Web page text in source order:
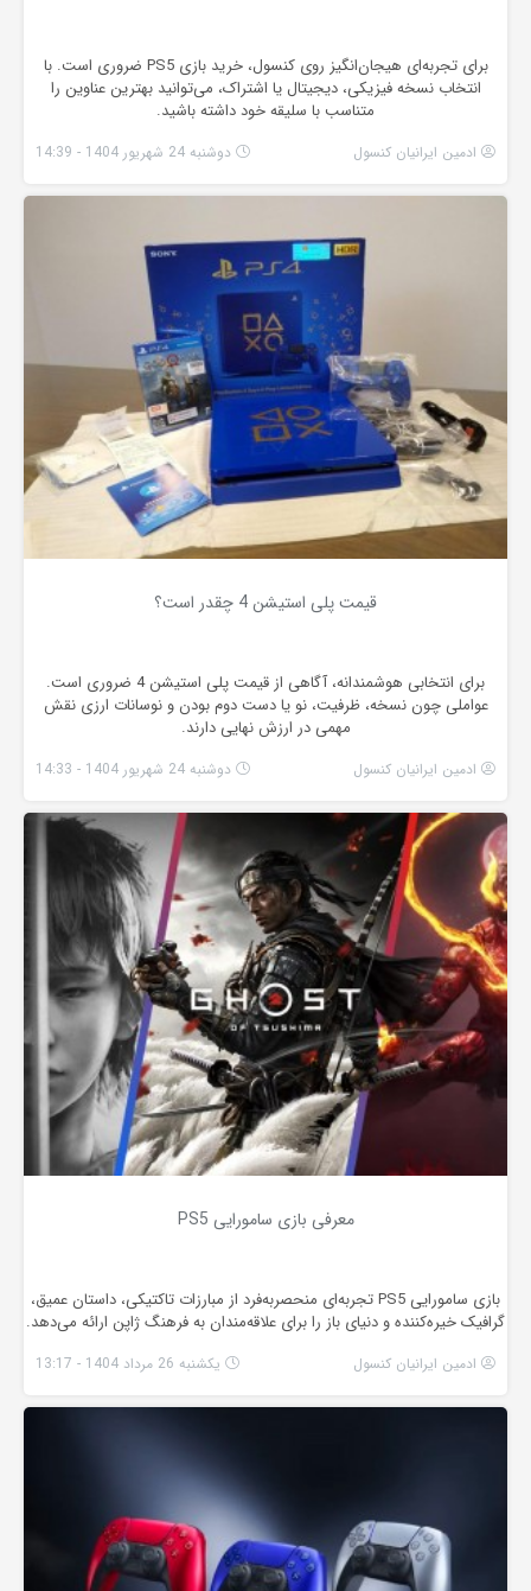
برای تجربه‌ای هیجان‌انگیز روی کنسول، خرید بازی PS5 ضروری است. با
انتخاب نسخه فیزیکی، دیجیتال یا اشتراک، می‌توانید بهترین عناوین را
متناسب با سلیقه خود داشته باشید.
ادمین ایرانیان کنسول دوشنبه 24 شهریور 1404 - 14:39
قیمت پلی استیشن 4 چقدر است؟
برای انتخابی هوشمندانه، آگاهی از قیمت پلی استیشن 4 ضروری است.
عواملی چون نسخه، ظرفیت، نو یا دست دوم بودن و نوسانات ارزی نقش
مهمی در ارزش نهایی دارند.
ادمین ایرانیان کنسول دوشنبه 24 شهریور 1404 - 14:33
معرفی بازی سامورایی PS5
بازی سامورایی PS5 تجربه‌ای منحصربه‌فرد از مبارزات تاکتیکی، داستان عمیق،
گرافیک خیره‌کننده و دنیای باز را برای علاقه‌مندان به فرهنگ ژاپن ارائه می‌دهد.
ادمین ایرانیان کنسول یکشنبه 26 مرداد 1404 - 13:17